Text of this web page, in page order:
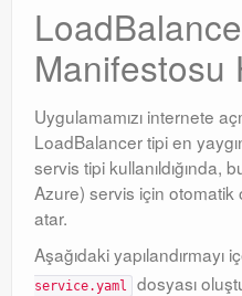
Manifestosu
Uygulamamızı internete
LoadBalancer tipi en
servis tipi kullanıldığında,
Azure) servis için
atar.
Aşağıdaki yapılandırmayı
service.yaml
dosyası